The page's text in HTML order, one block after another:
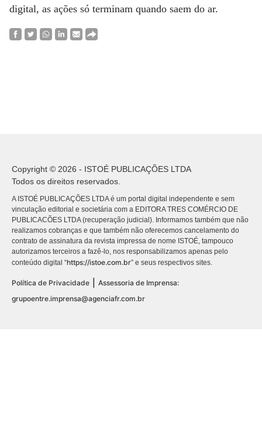
digital, as ações só terminam quando saem do ar.
Copyright © 2026 - ISTOÉ PUBLICAÇÕES LTDA
Todos os direitos reservados.
A ISTOÉ PUBLICAÇÕES LTDA é um portal digital independente e sem
vinculação editorial e societária com a EDITORA TRES COMÉRCIO DE
PUBLICACÕES LTDA (recuperação judicial). Informamos também que não
realizamos cobranças e que também não oferecemos cancelamento do
contrato de assinatura da revista impressa de nome ISTOÉ, tampouco
autorizamos terceiros a fazê-lo, nos responsabilizamos apenas pelo
conteúdo digital “https://istoe.com.br” e seus respectivos sites.
Política de Privacidade | Assessoria de Imprensa:
grupoentre.imprensa@agenciafr.com.br